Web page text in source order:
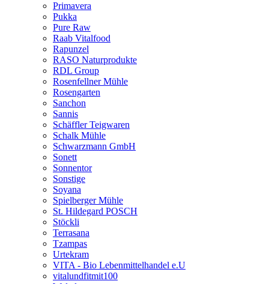
Primavera
Pukka
Pure Raw
Raab Vitalfood
Rapunzel
RASO Naturprodukte
RDL Group
Rosenfellner Mühle
Rosengarten
Sanchon
Sannis
Schäffler Teigwaren
Schalk Mühle
Schwarzmann GmbH
Sonett
Sonnentor
Sonstige
Soyana
Spielberger Mühle
St. Hildegard POSCH
Stöckli
Terrasana
Tzampas
Urtekram
VITA - Bio Lebenmittelhandel e.U
vitalundfitmit100